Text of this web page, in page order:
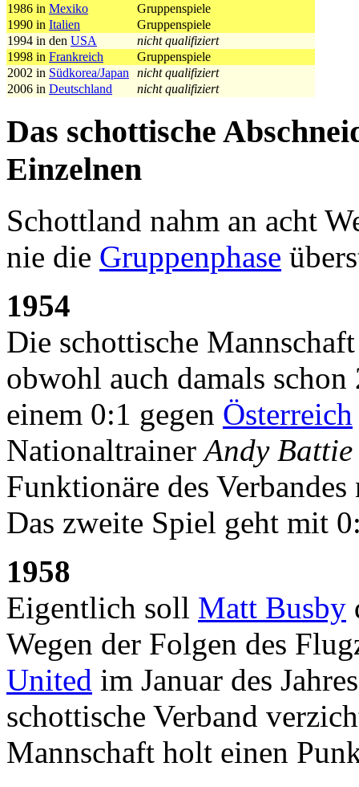
1986 in Mexiko
Gruppenspiele
1990 in Italien
Gruppenspiele
1994 in den USA
nicht qualifiziert
1998 in Frankreich
Gruppenspiele
2002 in Südkorea/Japan
nicht qualifiziert
2006 in Deutschland nicht qualifiziert
Das schottische
Einzelnen
Schottland nahm an acht
nie die Gruppenphase
1954
Die schottische
obwohl auch damals
einem 0:1 gegen Österreich
NationaltrainerAndy Battie
Funktionäre des
Das zweite Spiel geht mit
1958
Eigentlich soll Matt Busby
Wegen der Folgen des
United im Januar des
schottische Verband
Mannschaft holt einen